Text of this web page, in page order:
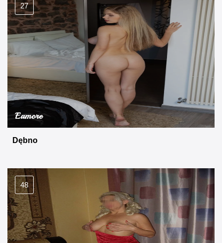
27
Eamore
Dębno
48